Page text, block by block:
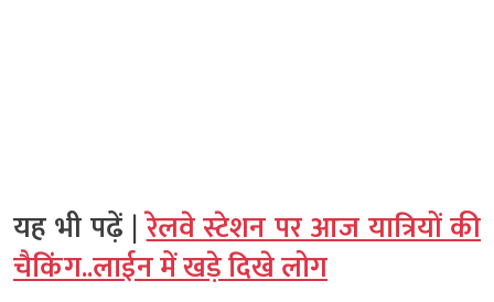
यह भी पढ़ें |रेलवे स्टेशन पर आज यात्रियों की
चैकिंग..लाईन में खड़े दिखे लोग